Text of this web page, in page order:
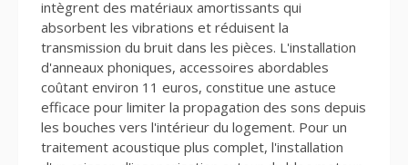
intègrent des matériaux amortissants qui
absorbent les vibrations et réduisent la
transmission du bruit dans les pièces. L'installation
d'anneaux phoniques, accessoires abordables
coûtant environ 11 euros, constitue une astuce
efficace pour limiter la propagation des sons depuis
les bouches vers l'intérieur du logement. Pour un
traitement acoustique plus complet, l'installation